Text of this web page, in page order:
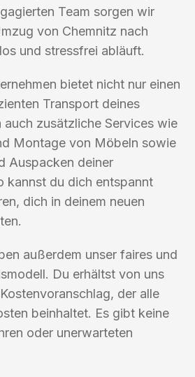
Team sorgen wir
von Chemnitz nach
und stressfrei abläuft.
bietet nicht nur einen
Transport deines
auch zusätzliche Services wie
Montage von Möbeln sowie
Auspacken deiner
kannst du dich entspannt
dich in deinem neuen
außerdem unser faires und
Du erhältst von uns
der alle
beinhaltet. Es gibt keine
oder unerwarteten